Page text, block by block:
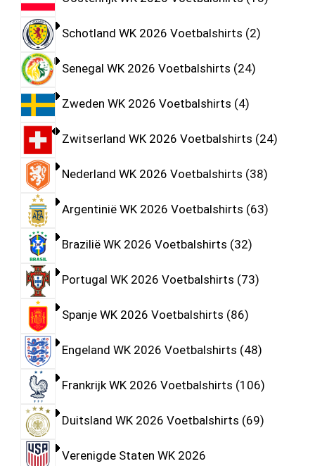
Schotland WK 2026 Voetbalshirts 2
Senegal WK 2026 Voetbalshirts 24
Zweden WK 2026 Voetbalshirts 4
Zwitserland WK 2026 Voetbalshirts 24
Nederland WK 2026 Voetbalshirts 38
Argentinië WK 2026 Voetbalshirts 63
Brazilië WK 2026 Voetbalshirts 32
Portugal WK 2026 Voetbalshirts 73
Spanje WK 2026 Voetbalshirts 86
Engeland WK 2026 Voetbalshirts 48
Frankrijk WK 2026 Voetbalshirts 106
Duitsland WK 2026 Voetbalshirts 69
Verenigde Staten WK 2026